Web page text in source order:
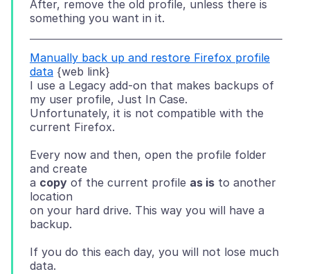
After, remove the old profile, unless there is
Manually back up and restore Firefox profile
data {web link}
I use a Legacy add-on that makes backups of
my user profile, Just In Case.
Unfortunately, it is not compatible with the
Every now and then, open the profile folder
and create
a copy of the current profile as is to another
location
on your hard drive. This way you will have a
If you do this each day, you will not lose much
data.